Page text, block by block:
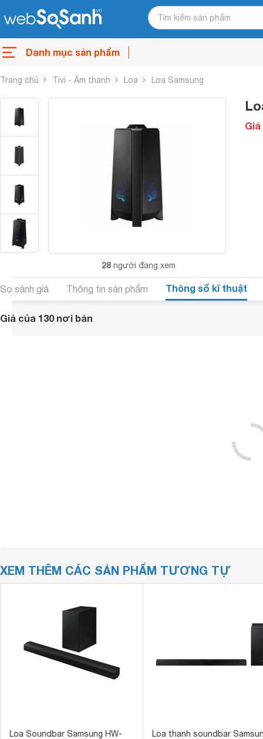
Danh mục sản phẩm
Trang chủ Tivi - Âm thanh Loa Loa Samsung
28 người đang xem
Giá
So sánh giá Thông tin sản phẩm Thông số kĩ thuật
Giá của 130 nơi bán
XEM THÊM CÁC SẢN PHẨM TƯƠNG TỰ
Loa Soundbar Samsung HW-
Loa thanh soundbar